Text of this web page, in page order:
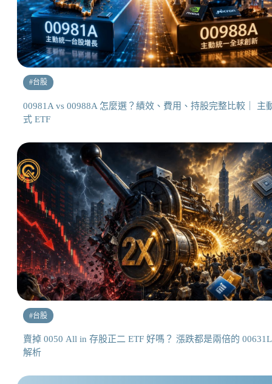
#台股
00981A vs 00988A 怎麼選？績效、費用、持股完整比較｜ 主
式 ETF
#台股
賣掉 0050 All in 存股正二 ETF 好嗎？ 漲跌都是兩倍的
解析